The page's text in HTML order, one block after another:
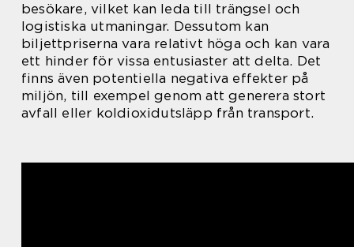
besökare, vilket kan leda till trängsel och
logistiska utmaningar. Dessutom kan
biljettpriserna vara relativt höga och kan vara
ett hinder för vissa entusiaster att delta. Det
finns även potentiella negativa effekter på
miljön, till exempel genom att generera stort
avfall eller koldioxidutsläpp från transport.